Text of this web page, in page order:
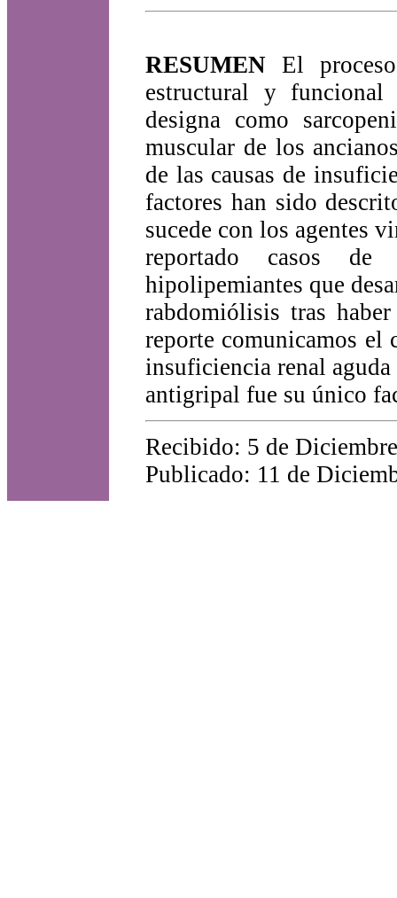
RESUMEN El
estructural y
designa como
muscular de los
de las causas de
factores han sido
sucede con los agentes
reportado casos de
hipolipemiantes que
rabdomiólisis tras
reporte comunicamos el
insuficiencia renal
antigripal fue su único
Recibido: 5 de
Publicado: 11 de